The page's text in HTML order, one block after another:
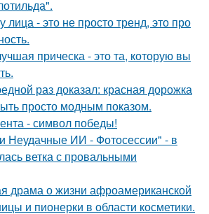
лица - это не просто тренд, это про
прическа - это та, которую вы
раз доказал: красная дорожка
просто модным показом.
- символ победы!
Неудачные ИИ - Фотосессии" - в
ветка с провальными
драма о жизни афроамериканской
и пионерки в области косметики.